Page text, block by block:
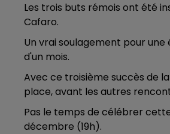
LE BEST
Les trois buts rémois ont été
Cafaro.
Un vrai soulagement pour
d'un mois.
Avec ce troisième succès de
place, avant les autres
Pas le temps de célébrer
décembre (19h).